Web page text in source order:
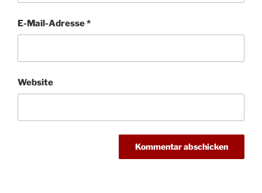
E-Mail-Adresse*
Website